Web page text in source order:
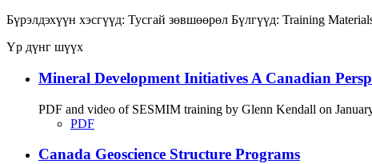
Бүрэлдэхүүн хэсгүүд: Тусгай зөвшөөрөл Бүлгүүд: Training
Үр дүнг шүүх
Mineral Development Initiatives A Canadian
PDF and video of SESMIM training by Glenn Kendall on
PDF
Canada Geoscience Structure Programs